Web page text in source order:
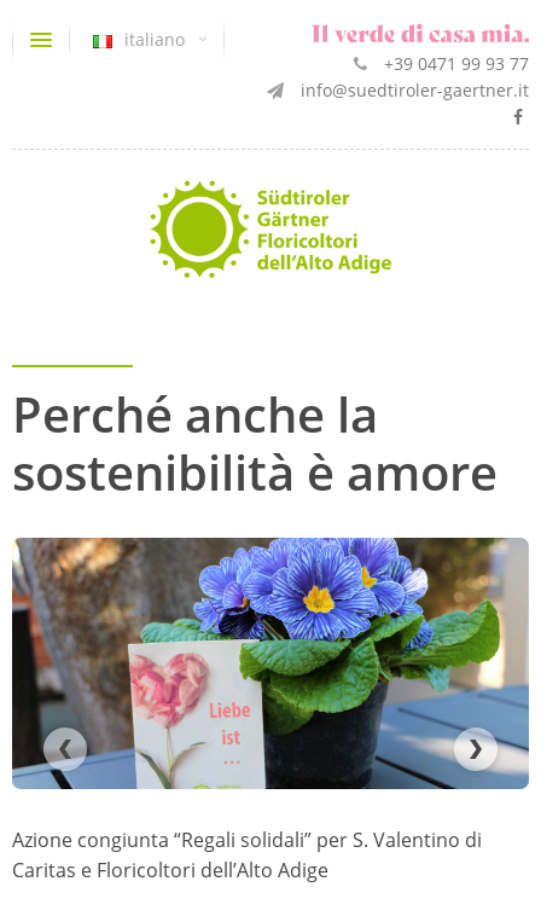
italiano
+39 0471 99 93 77
info@suedtiroler-gaertner.it
Perché anche la
sostenibilità è amore
Azione congiunta “Regali solidali” per S. Valentino di
Caritas e Floricoltori dell’Alto Adige